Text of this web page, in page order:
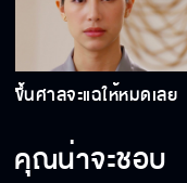
ขึ้นศาลจะแฉให้หมดเลย
คุณน่าจะชอบ